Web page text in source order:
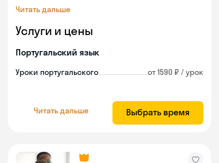
Читать дальше
Услуги и цены
Португальский язык
Уроки португальского от 1590 ₽ / урок
Читать дальше Выбрать время